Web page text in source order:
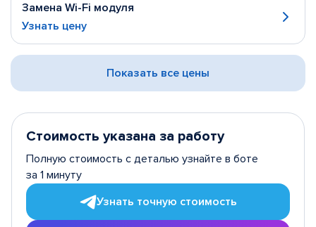
Замена Wi-Fi модуля
Узнать цену
Показать все цены
Стоимость указана за работу
Полную стоимость с деталью узнайте в боте
за 1 минуту
Узнать точную стоимость